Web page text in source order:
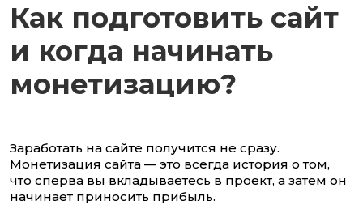
Как подготовить сайт
и когда начинать
монетизацию?
Заработать на сайте получится не сразу.
Монетизация сайта — это всегда история о том,
что сперва вы вкладываетесь в проект, а затем он
начинает приносить прибыль.